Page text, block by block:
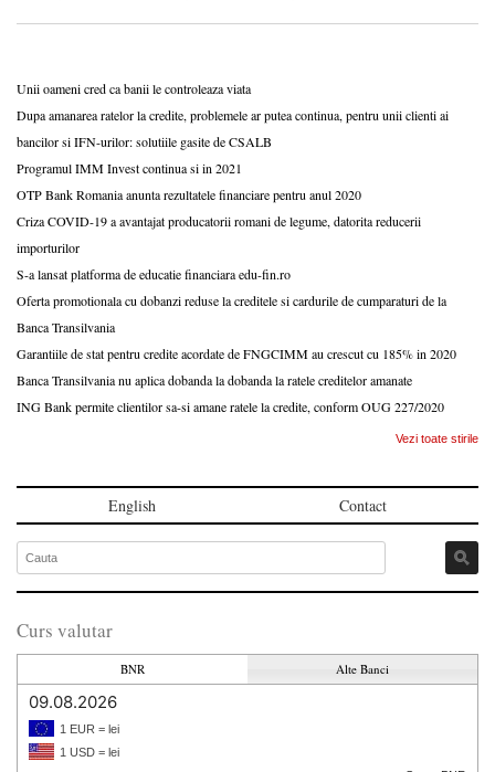
Unii oameni cred ca banii le controleaza viata
Dupa amanarea ratelor la credite, problemele ar putea continua, pentru unii clienti ai
bancilor si IFN-urilor: solutiile gasite de CSALB
Programul IMM Invest continua si in 2021
OTP Bank Romania anunta rezultatele financiare pentru anul 2020
Criza COVID-19 a avantajat producatorii romani de legume, datorita reducerii
importurilor
S-a lansat platforma de educatie financiara edu-fin.ro
Oferta promotionala cu dobanzi reduse la creditele si cardurile de cumparaturi de la
Banca Transilvania
Garantiile de stat pentru credite acordate de FNGCIMM au crescut cu 185% in 2020
Banca Transilvania nu aplica dobanda la dobanda la ratele creditelor amanate
ING Bank permite clientilor sa-si amane ratele la credite, conform OUG 227/2020
Vezi toate stirile
English Contact
Curs valutar
BNR Alte Banci
09.08.2026
1 EUR = lei
1 USD = lei